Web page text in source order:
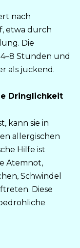
nach
etwa durch
Die
Stunden und
als juckend.
Dringlichkeit
kann sie in
allergischen
Hilfe ist
Atemnot,
Schwindel
Diese